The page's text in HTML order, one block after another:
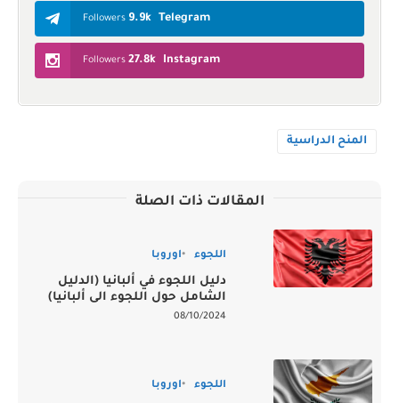
Telegram
9.9k
Followers
Instagram
27.8k
Followers
المنح الدراسية
المقالات ذات الصلة
اللجوء اوروبا
دليل اللجوء في ألبانيا (الدليل
الشامل حول اللجوء الى ألبانيا)
08/10/2024
اللجوء اوروبا